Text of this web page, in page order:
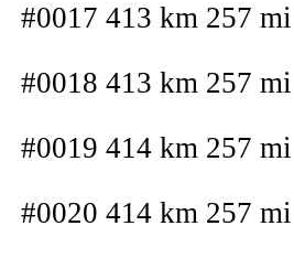
#0017 413 km 257 mi
#0018 413 km 257 mi
#0019 414 km 257 mi
#0020 414 km 257 mi